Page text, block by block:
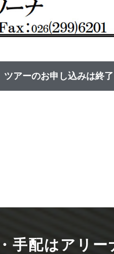
ツアーのお申し込みは終
手配は アリー